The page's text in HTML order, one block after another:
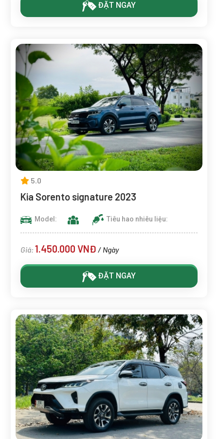
ĐẶT NGAY
5.0
Kia Sorento signature 2023
Model: Tiêu hao nhiêu liệu:
Giá: 1.450.000 VNĐ / Ngày
ĐẶT NGAY